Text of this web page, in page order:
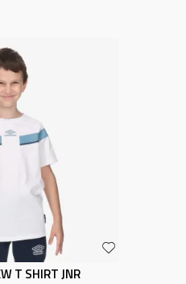
T SHIRT JNR